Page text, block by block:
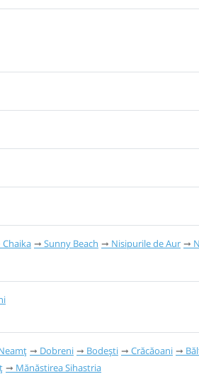
Chaika Sunny Beach Nisipurile de Aur
Dobreni Bodești Crăcăoani
Mănăstirea Sihastria